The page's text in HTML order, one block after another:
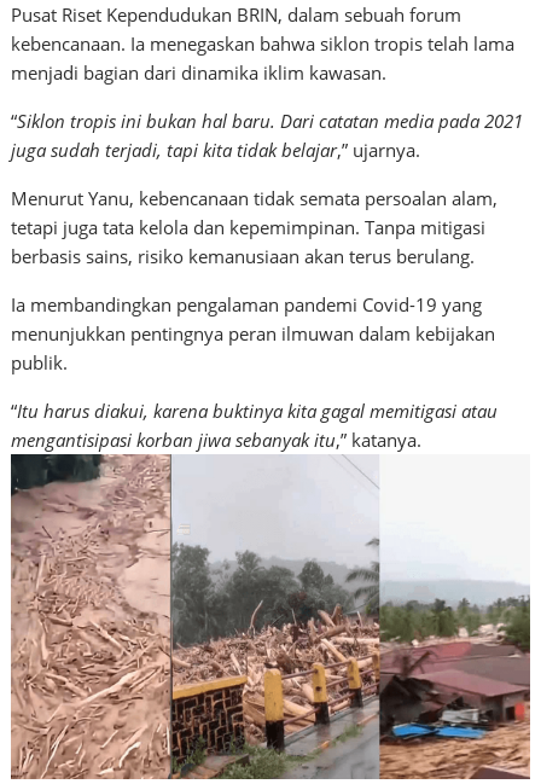
Pusat Riset Kependudukan BRIN, dalam sebuah forum
kebencanaan. Ia menegaskan bahwa siklon tropis telah lama
menjadi bagian dari dinamika iklim kawasan.
“Siklon tropis ini bukan hal baru. Dari catatan media pada 2021
juga sudah terjadi, tapi kita tidak belajar,” ujarnya.
Menurut Yanu, kebencanaan tidak semata persoalan alam,
tetapi juga tata kelola dan kepemimpinan. Tanpa mitigasi
berbasis sains, risiko kemanusiaan akan terus berulang.
Ia membandingkan pengalaman pandemi Covid-19 yang
menunjukkan pentingnya peran ilmuwan dalam kebijakan
publik.
“Itu harus diakui, karena buktinya kita gagal memitigasi atau
mengantisipasi korban jiwa sebanyak itu,” katanya.